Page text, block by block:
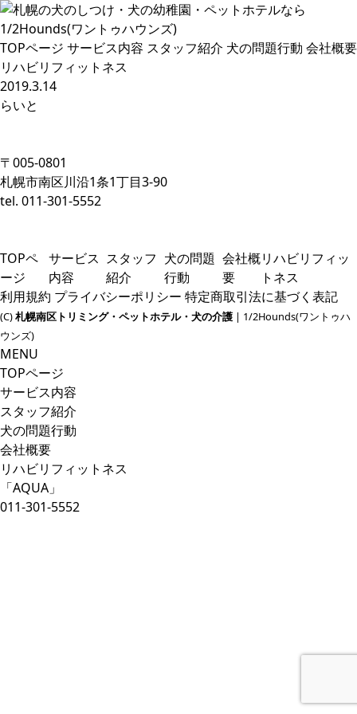
TOPページ サービス内容 スタッフ紹介 犬の問題行動 会社概要
リハビリフィットネス
2019.3.14
らいと
〒005-0801
札幌市南区川沿1条1丁目3-90
tel. 011-301-5552
TOPペ
ージ
サービス
内容
スタッフ
紹介
犬の問題
行動
会社概
要
リハビリフィッ
トネス
利用規約 プライバシーポリシー 特定商取引法に基づく表記
(C)札幌南区トリミング・ペットホテル・犬の介護 | 1/2Hounds(ワントゥハ
ウンズ)
MENU
TOPページ
サービス内容
スタッフ紹介
犬の問題行動
会社概要
リハビリフィットネス
「AQUA」
011-301-5552